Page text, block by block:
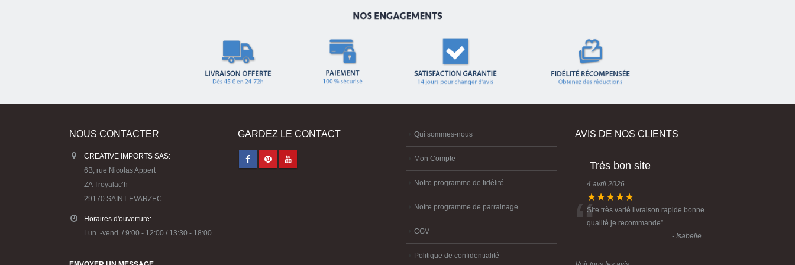
NOUS CONTACTER
CREATIVE IMPORTS SAS:
6B, rue Nicolas Appert
ZA Troyalac’h
29170 SAINT EVARZEC
Horaires d'ouverture:
Lun. -vend. / 9:00 - 12:00 / 13:30 - 18:00
GARDEZ LE CONTACT Qui sommes-nous
Mon Compte
Notre programme de fidélité
Notre programme de parrainage
CGV
Politique de confidentialité
AVIS DE NOS CLIENTS
Très bon site
4 avril 2026
★★★★★
“Site très varié livraison rapide bonne
qualité je recommande”
- Isabelle